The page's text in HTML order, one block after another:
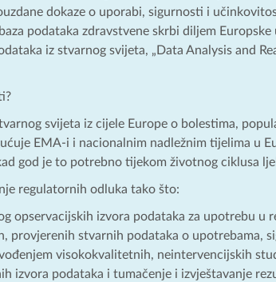
dokaze o uporabi, sigurnosti i
podataka zdravstvene skrbi diljem Europske
iz stvarnog svijeta, „Data Analysis and
svijeta iz cijele Europe o bolestima,
EMA-i i nacionalnim nadležnim tijelima u
god je to potrebno tijekom životnog ciklusa
regulatornih odluka tako što:
opservacijskih izvora podataka za upotrebu u
provjerenih stvarnih podataka o upotrebama,
visokokvalitetnih, neintervencijskih
izvora podataka i tumačenje i izvještavanje